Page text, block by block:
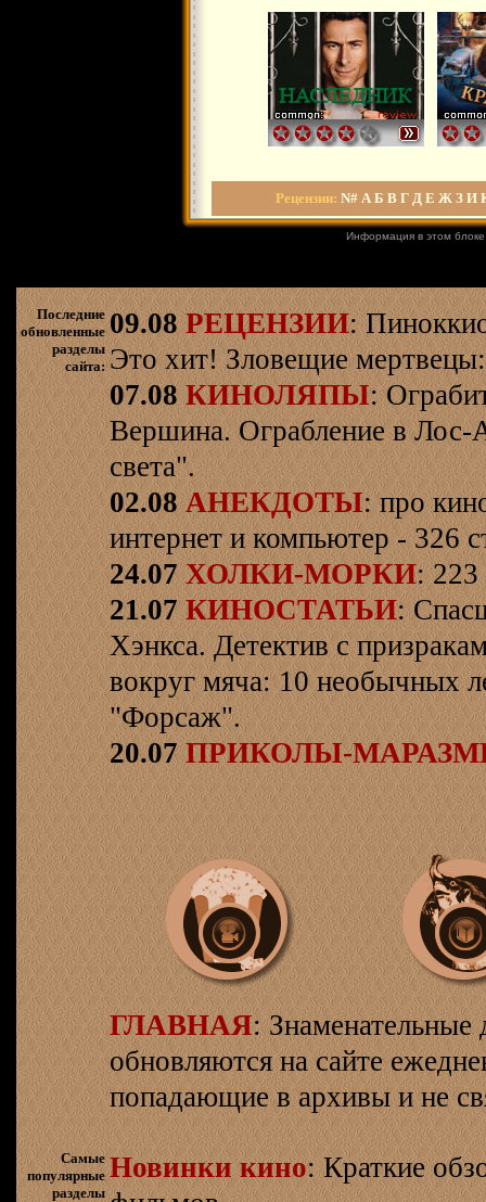
Рецензии: N# А Б В Г Д Е Ж З И
Информация в этом
Последние
обновленные
разделы
сайта:
09.08 РЕЦЕНЗИИ:
Это хит! Зловещие
07.08 КИНОЛЯПЫ:
Вершина. Ограбление в Лос-
света".
02.08 АНЕКДОТЫ: про
интернет и компьютер - 326
24.07 ХОЛКИ-МОРКИ: 223
21.07 КИНОСТАТЬИ:
Хэнкса. Детектив с
вокруг мяча: 10 необычных
"Форсаж".
20.07 ПРИКОЛЫ-
ГЛАВНАЯ: Знаменательные
обновляются на сайте
попадающие в архивы и не
Самые
популярные
разделы
Новинки кино: Краткие